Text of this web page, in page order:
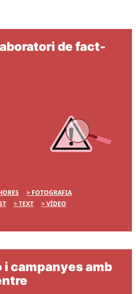
de fact-
FOTOGRAFIA
TEXT
VÍDEO
campanyes amb